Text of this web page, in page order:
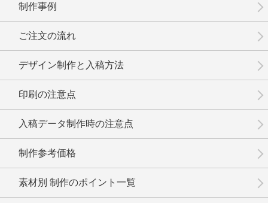
制作事例
ご注文の流れ
デザイン制作と入稿方法
印刷の注意点
入稿データ制作時の注意点
制作参考価格
素材別 制作のポイント一覧